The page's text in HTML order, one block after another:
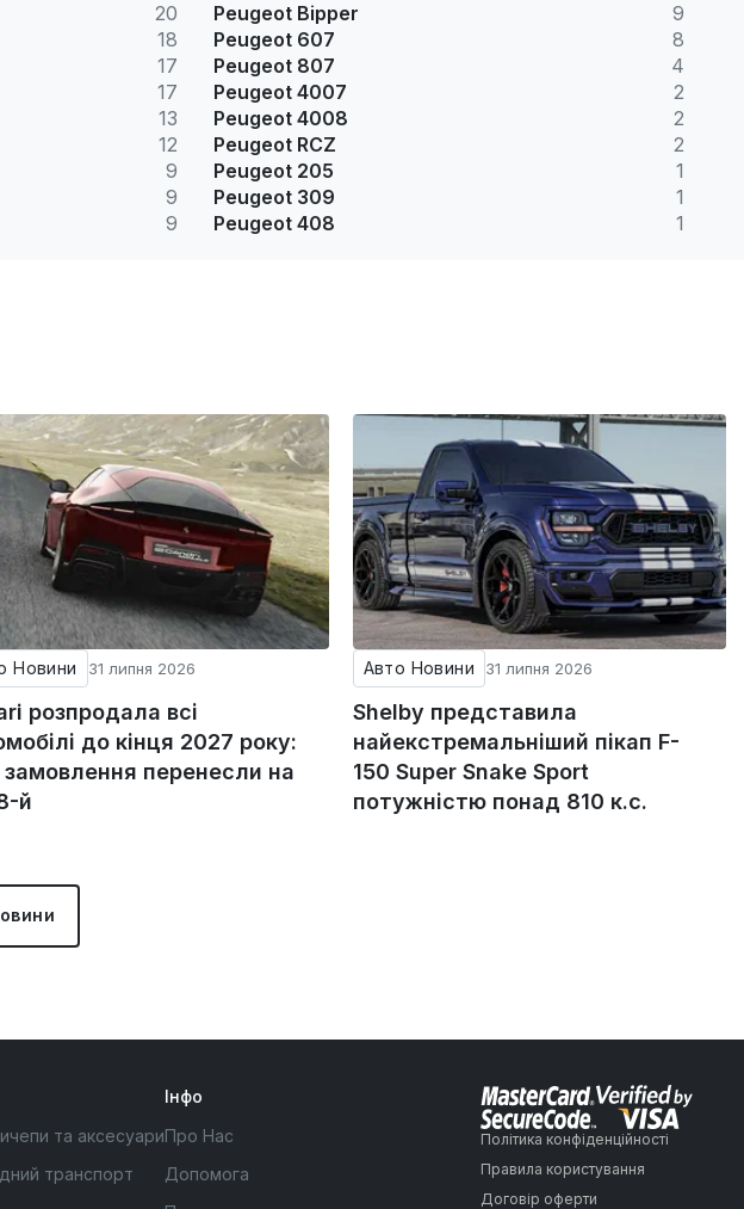
20
18
17
17
13
12
9
9
9
Peugeot Bipper
9
Peugeot 607
8
Peugeot 807
4
Peugeot 4007
2
Peugeot 4008
2
Peugeot RCZ
2
Peugeot 205
1
Peugeot 309
1
Peugeot 408
1
Новини 31 липня 2026
розпродала всі
до кінця 2027 року:
замовлення перенесли на
й
Авто Новини 31 липня 2026
Shelby представила
найекстремальніший пікап F-
150 Super Snake Sport
потужністю понад 810 к.с.
та аксесуари
транспорт
Інфо
Про Нас
Допомога
Політика конфіденційності
Правила користування
Договір оферти